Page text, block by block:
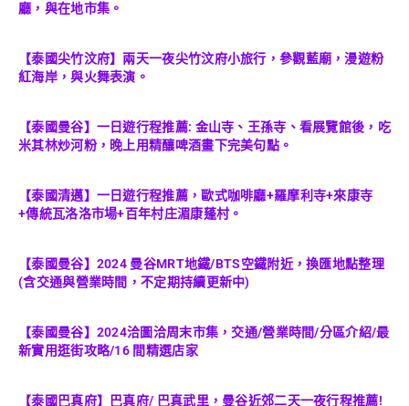
廳，與在地市集。
【泰國尖竹汶府】兩天一夜尖竹汶府小旅行，參觀藍廟，漫遊粉
紅海岸，與火舞表演。
【泰國曼谷】一日遊行程推薦: 金山寺、王孫寺、看展覽館後，吃
米其林炒河粉，晚上用精釀啤酒畫下完美句點。
【泰國清邁】一日遊行程推薦，歐式咖啡廳+羅摩利寺+來康寺
+傳統瓦洛洛市場+百年村庄湄康蓬村。
【泰國曼谷】2024 曼谷MRT地鐵/BTS空鐵附近，換匯地點整理
(含交通與營業時間，不定期持續更新中)
【泰國曼谷】2024洽圖洽周末市集，交通/營業時間/分區介紹/最
新實用逛街攻略/16 間精選店家
【泰國巴真府】巴真府/ 巴真武里，曼谷近郊二天一夜行程推薦!